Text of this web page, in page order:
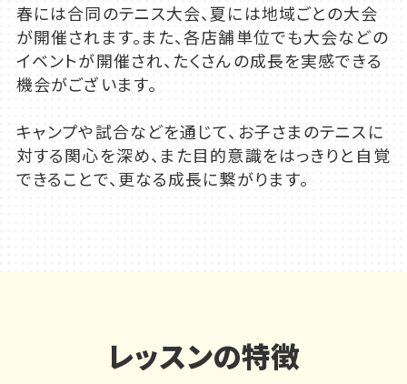
春には合同のテニス大会、夏には地域ごとの大会
が開催されます。また、各店舗単位でも大会などの
イベントが開催され、たくさんの成長を実感できる
機会がございます。
キャンプや試合などを通じて、お子さまのテニスに
対する関心を深め、また目的意識をはっきりと自覚
できることで、更なる成長に繋がります。
レッスンの特徴